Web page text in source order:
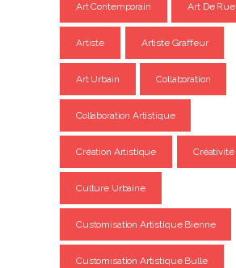
Art Contemporain Art De Rue
Artiste Artiste Graffeur
Art Urbain Collaboration
Collaboration Artistique
Création Artistique Créativité
Culture Urbaine
Customisation Artistique Bienne
Customisation Artistique Bulle